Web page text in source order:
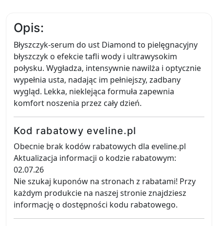
Opis:
Błyszczyk-serum do ust Diamond to pielęgnacyjny
błyszczyk o efekcie tafli wody i ultrawysokim
połysku. Wygładza, intensywnie nawilża i optycznie
wypełnia usta, nadając im pełniejszy, zadbany
wygląd. Lekka, nieklejąca formuła zapewnia
komfort noszenia przez cały dzień.
Kod rabatowy eveline.pl
Obecnie brak kodów rabatowych dla eveline.pl
Aktualizacja informacji o kodzie rabatowym:
02.07.26
Nie szukaj kuponów na stronach z rabatami! Przy
każdym produkcie na naszej stronie znajdziesz
informację o dostępności kodu rabatowego.